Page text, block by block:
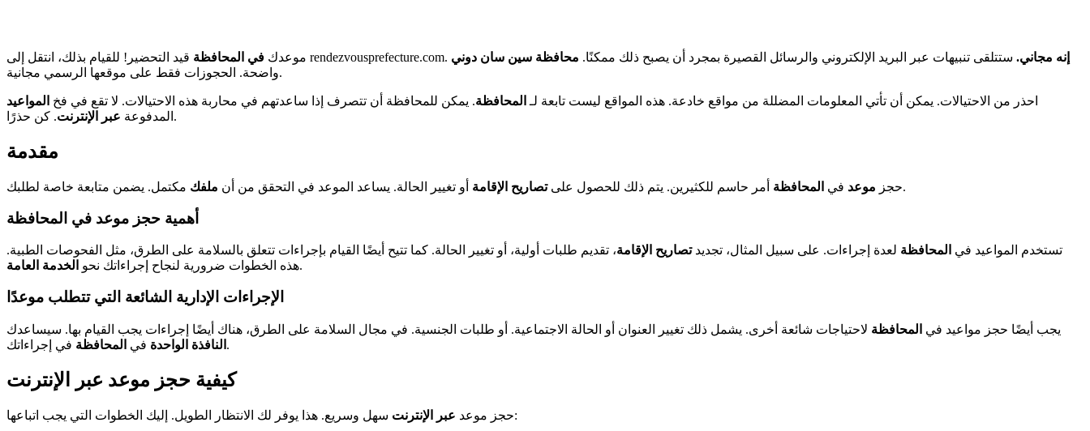
موعدك في المحافظة قيد التحضير! للقيام بذلك، انتقل إلى rendezvousprefecture.com. إنه مجاني. ستتلقى تنبيهات عبر البريد الإلكتروني والرسائل القصيرة بمجرد أن يصبح ذلك ممكنًا. محافظة سين سان دوني
واضحة. الحجوزات فقط على موقعها الرسمي مجانية.
احذر من الاحتيالات. يمكن أن تأتي المعلومات المضللة من مواقع خادعة. هذه المواقع ليست تابعة لـ المحافظة. يمكن للمحافظة أن تتصرف إذا ساعدتهم في محاربة هذه الاحتيالات. لا تقع في فخ المواعيد
المدفوعة عبر الإنترنت . كن حذرًا.
مقدمة
حجز موعد في المحافظة أمر حاسم للكثيرين. يتم ذلك للحصول علىتصاريح الإقامة أو تغيير الحالة. يساعد الموعد في التحقق من أن ملفك مكتمل. يضمن متابعة خاصة لطلبك.
أهمية حجز موعد في المحافظة
تستخدم المواعيد في المحافظة لعدة إجراءات. على سبيل المثال، تجديدتصاريح الإقامة، تقديم طلبات أولية، أو تغيير الحالة. كما تتيح أيضًا القيام بإجراءات تتعلق بالسلامة على الطرق، مثل الفحوصات الطبية.
هذه الخطوات ضرورية لنجاح إجراءاتك نحو الخدمة العامة .
الإجراءات الإدارية الشائعة التي تتطلب موعدًا
يجب أيضًا حجز مواعيد في المحافظة لاحتياجات شائعة أخرى. يشمل ذلك تغيير العنوان أو الحالة الاجتماعية. أو طلبات الجنسية. في مجال السلامة على الطرق، هناك أيضًا إجراءات يجب القيام بها. سيساعدك
النافذة الواحدة في المحافظة في إجراءاتك.
كيفية حجز موعد عبر الإنترنت
حجز موعد عبر الإنترنت سهل وسريع. هذا يوفر لك الانتظار الطويل. إليك الخطوات التي يجب اتباعها: